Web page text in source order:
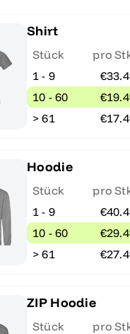
Shirt
Stück
pro
1 - 9
10 - 60
> 61
Hoodie
Stück
pro
1 - 9
10 - 60
> 61
ZIP Hoodie
Stück
pro